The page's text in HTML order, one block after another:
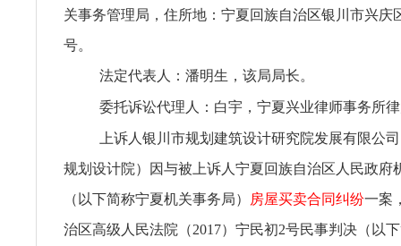
关事务管理局，住所地：宁夏回族自治区银川市兴庆
号。
法定代表人：潘明生，该局局长。
委托诉讼代理人：白宇，宁夏兴业律师事务所
上诉人银川市规划建筑设计研究院发展有限公
规划设计院）因与被上诉人宁夏回族自治区人民政府
（以下简称宁夏机关事务局）
房屋买卖合同纠纷一案
治区高级人民法院（2017）宁民初2号民事判决（以